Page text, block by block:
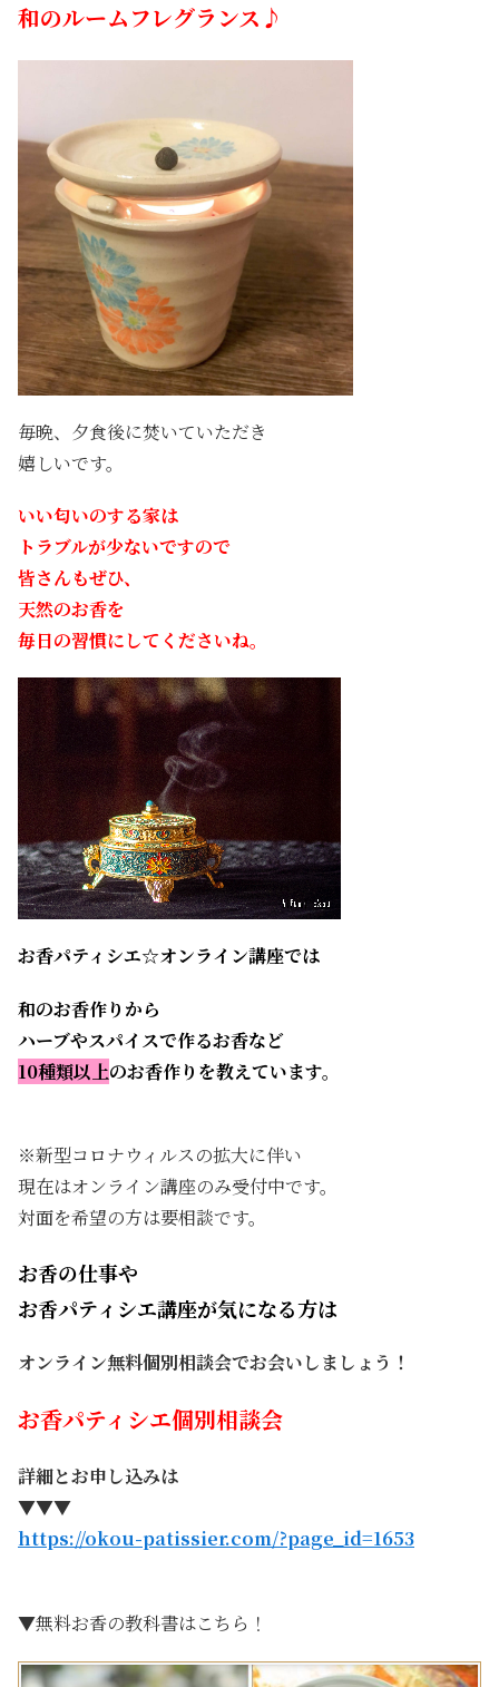
和のルームフレグランス♪
毎晩、夕食後に焚いていただき
嬉しいです。
いい匂いのする家は
トラブルが少ないですので
皆さんもぜひ、
天然のお香を
毎日の習慣にしてくださいね。
お香パティシエ☆オンライン講座では
和のお香作りから
ハーブやスパイスで作るお香など
10種類以上のお香作りを教えています。
※新型コロナウィルスの拡大に伴い
現在はオンライン講座のみ受付中です。
対面を希望の方は要相談です。
お香の仕事や
お香パティシエ講座が気になる方は
オンライン無料個別相談会でお会いしましょう！
お香パティシエ個別相談会
詳細とお申し込みは
▼▼▼
https://okou-patissier.com/?page_id=1653
▼無料お香の教科書はこちら！